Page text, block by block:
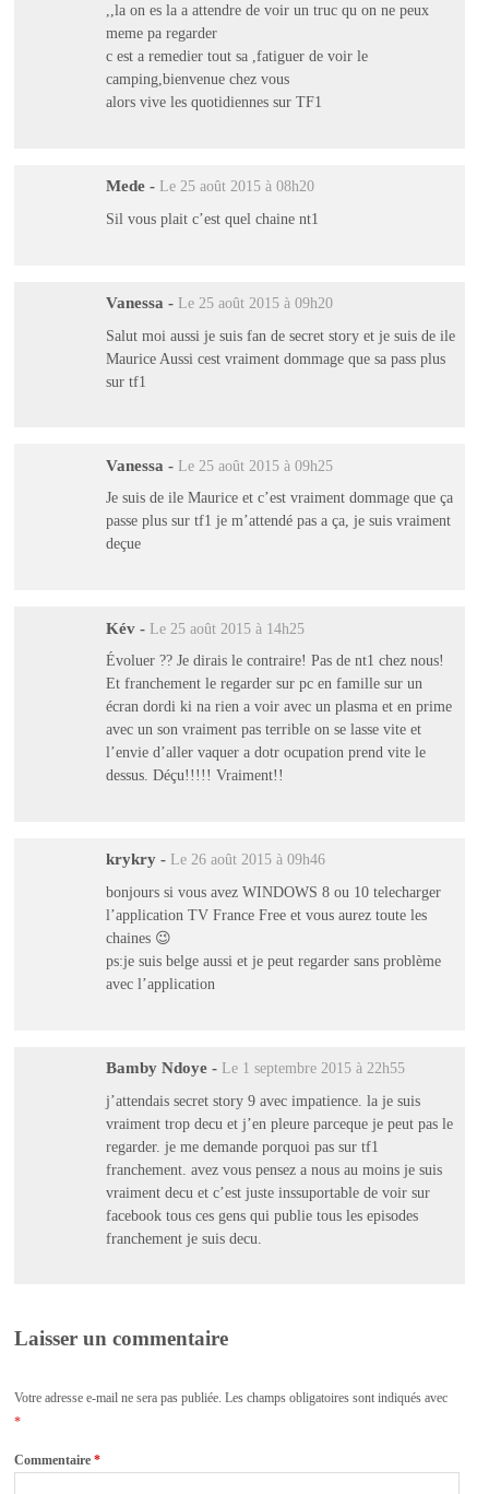
,,la on es la a attendre de voir un truc qu on ne peux
meme pa regarder
c est a remedier tout sa ,fatiguer de voir le
camping,bienvenue chez vous
alors vive les quotidiennes sur TF1
Mede - Le 25 août 2015 à 08h20
Sil vous plait c’est quel chaine nt1
Vanessa - Le 25 août 2015 à 09h20
Salut moi aussi je suis fan de secret story et je suis de ile
Maurice Aussi cest vraiment dommage que sa pass plus
sur tf1
Vanessa - Le 25 août 2015 à 09h25
Je suis de ile Maurice et c’est vraiment dommage que ça
passe plus sur tf1 je m’attendé pas a ça, je suis vraiment
deçue
Kév - Le 25 août 2015 à 14h25
Évoluer ?? Je dirais le contraire! Pas de nt1 chez nous!
Et franchement le regarder sur pc en famille sur un
écran dordi ki na rien a voir avec un plasma et en prime
avec un son vraiment pas terrible on se lasse vite et
l’envie d’aller vaquer a dotr ocupation prend vite le
dessus. Déçu!!!!! Vraiment!!
krykry - Le 26 août 2015 à 09h46
bonjours si vous avez WINDOWS 8 ou 10 telecharger
l’application TV France Free et vous aurez toute les
chaines 😉
ps:je suis belge aussi et je peut regarder sans problème
avec l’application
Bamby Ndoye - Le 1 septembre 2015 à 22h55
j’attendais secret story 9 avec impatience. la je suis
vraiment trop decu et j’en pleure parceque je peut pas le
regarder. je me demande porquoi pas sur tf1
franchement. avez vous pensez a nous au moins je suis
vraiment decu et c’est juste inssuportable de voir sur
facebook tous ces gens qui publie tous les episodes
franchement je suis decu.
Laisser un commentaire
Votre adresse e-mail ne sera pas publiée. Les champs obligatoires sont indiqués avec
*
Commentaire*